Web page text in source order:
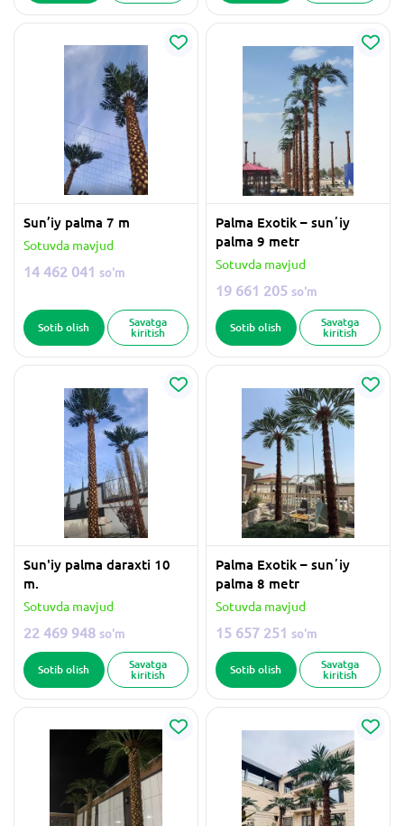
Sun’iy palma 7 m
Sotuvda mavjud
14 462 041 so'm
Sotib olish
Savatga
kiritish
Palma Exotik – sunʼiy
palma 9 metr
Sotuvda mavjud
19 661 205 so'm
Sotib olish
Savatga
kiritish
Sun'iy palma daraxti 10
m.
Sotuvda mavjud
22 469 948 so'm
Sotib olish
Savatga
kiritish
Palma Exotik – sunʼiy
palma 8 metr
Sotuvda mavjud
15 657 251 so'm
Sotib olish
Savatga
kiritish